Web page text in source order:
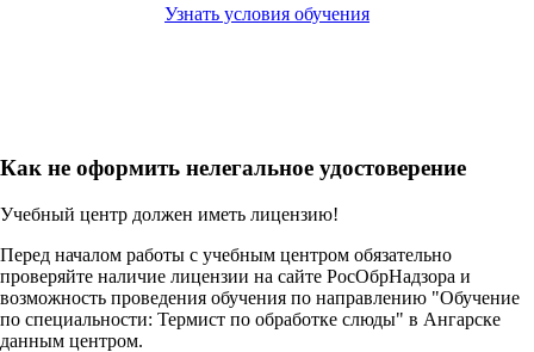
Узнать условия обучения
Как не оформить нелегальное удостоверение
Учебный центр должен иметь лицензию!
Перед началом работы с учебным центром обязательно
проверяйте наличие лицензии на сайте РосОбрНадзора и
возможность проведения обучения по направлению "Обучение
по специальности: Термист по обработке слюды" в Ангарске
данным центром.